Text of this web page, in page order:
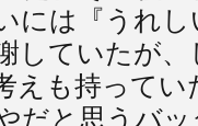
には『うれ
していたが
えも持って
だと思うバ